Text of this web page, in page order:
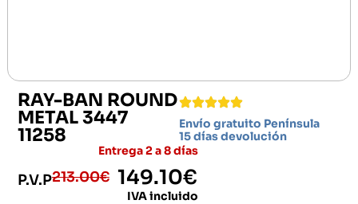
RAY-BAN ROUND
METAL 3447
11258
Envío gratuito Península
15 días devolución
Entrega 2 a 8 días
P.V.P213.00€ 149.10€
IVA incluido